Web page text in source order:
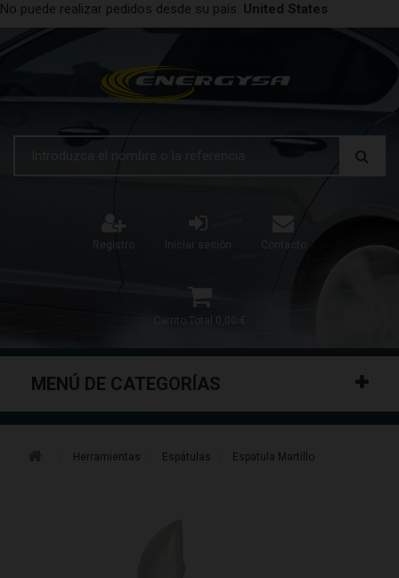
No puede realizar pedidos desde su país. United States
Registro Iniciar sesión Contacto
Carrito Total 0,00 €
MENÚ DE CATEGORÍAS
Herramientas Espátulas Espatula Martillo